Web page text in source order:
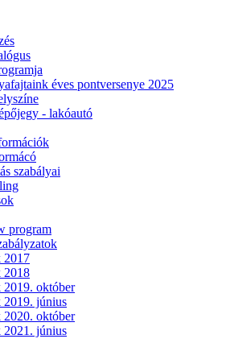
éves pontversenye 2025
- lakóautó
szabályai
program
2017
2018
2019. október
2019. június
2020. október
2021. június